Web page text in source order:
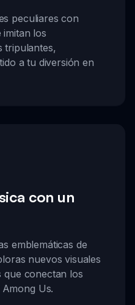
peculiares con
los
tripulantes,
a tu diversión en
con un
emblemáticas de
nuevos visuales
que conectan los
Us.